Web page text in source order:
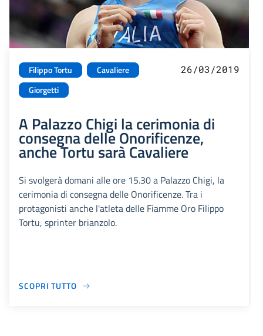
Filippo Tortu
Cavaliere
Giorgetti
26/03/2019
A Palazzo Chigi la cerimonia di
consegna delle Onorificenze,
anche Tortu sarà Cavaliere
Si svolgerà domani alle ore 15.30 a Palazzo Chigi, la
cerimonia di consegna delle Onorificenze. Tra i
protagonisti anche l'atleta delle Fiamme Oro Filippo
Tortu, sprinter brianzolo.
SCOPRI TUTTO